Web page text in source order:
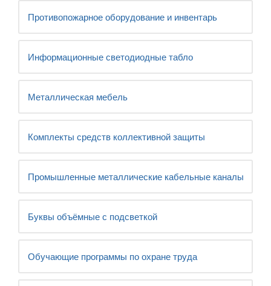
Противопожарное оборудование и инвентарь
Информационные светодиодные табло
Металлическая мебель
Комплекты средств коллективной защиты
Промышленные металлические кабельные каналы
Буквы объёмные с подсветкой
Обучающие программы по охране труда